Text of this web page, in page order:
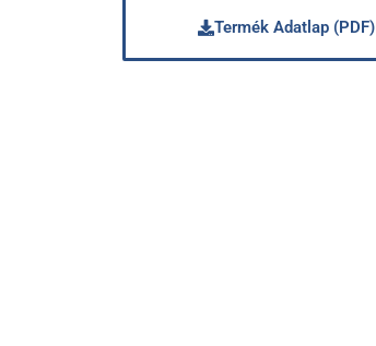
Termék Adatlap (PDF)